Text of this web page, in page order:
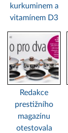
kurkuminem a
vitamínem D3
Redakce
prestižního
magazínu
otestovala